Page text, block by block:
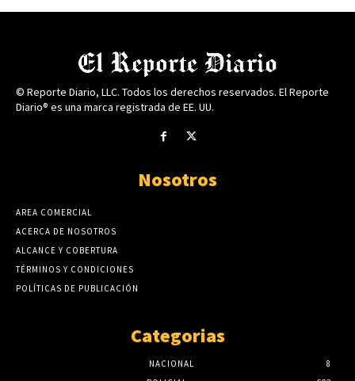
© Reporte Diario, LLC. Todos los derechos reservados. El Reporte
Diario® es una marca registrada de EE. UU.
Nosotros
AREA COMERCIAL
ACERCA DE NOSOTROS
ALCANCE Y COBERTURA
TÉRMINOS Y CONDICIONES
POLÍTICAS DE PUBLICACIÓN
Categorias
NACIONAL
8